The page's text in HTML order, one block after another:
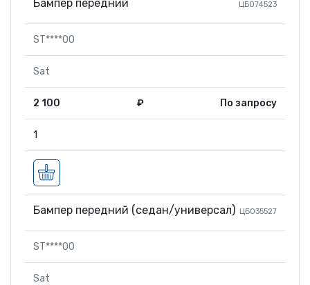
Бампер передний ЦБ074523
ST****00
Sat
2 100 ₽ По запросу
1
Бампер передний (седан/универсал) ЦБ035527
ST****00
Sat